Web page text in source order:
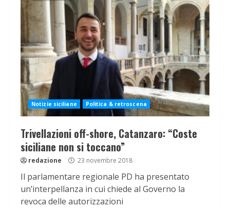
Notizie siciliane Politica & retroscena
Trivellazioni off-shore, Catanzaro: “Coste
siciliane non si toccano”
redazione 23 novembre 2018
Il parlamentare regionale PD ha presentato
un’interpellanza in cui chiede al Governo la
revoca delle autorizzazioni